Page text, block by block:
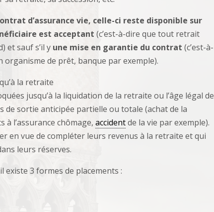
d’assurance vie, celle-ci reste disponible sur
est acceptant (c’est-à-dire que tout retrait
et sauf s’il y une mise en garantie du contrat (c’est-à-
organisme de prêt, banque par exemple).
la retraite
jusqu’à la liquidation de la retraite ou l’âge légal de
de sortie anticipée partielle ou totale (achat de la
l’assurance chômage, accidentde la vie par exemple).
en vue de compléter leurs revenus à la retraite et qui
leurs réserves.
existe 3 formes de placements :